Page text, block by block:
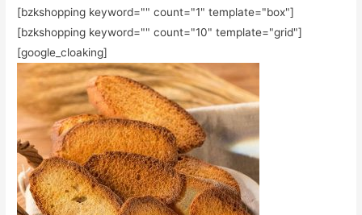
[bzkshopping keyword="" count="1" template="box"]
[bzkshopping keyword="" count="10" template="grid"]
[google_cloaking]